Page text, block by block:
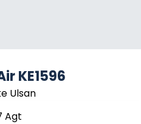
KE1596
Ulsan
Agt